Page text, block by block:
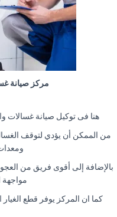
مركز صيانة
هنا فى توكيل صيانة غسالات
من الممكن أن يؤدي لتوقف
بالإضافة إلى أقوى فريق من
مواجهة
كما ان المركز يوفر قطع